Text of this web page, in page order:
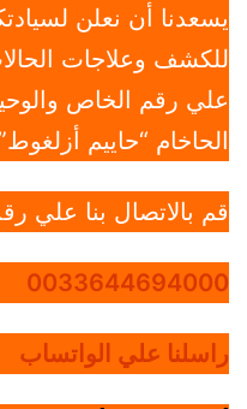
يسعدنا أن نعلن
للكشف وعلاجات
علي رقم الخاص
الحاخام “حاييم
قم بالاتصال بنا علي
0033644694000
راسلنا علي الواتساب